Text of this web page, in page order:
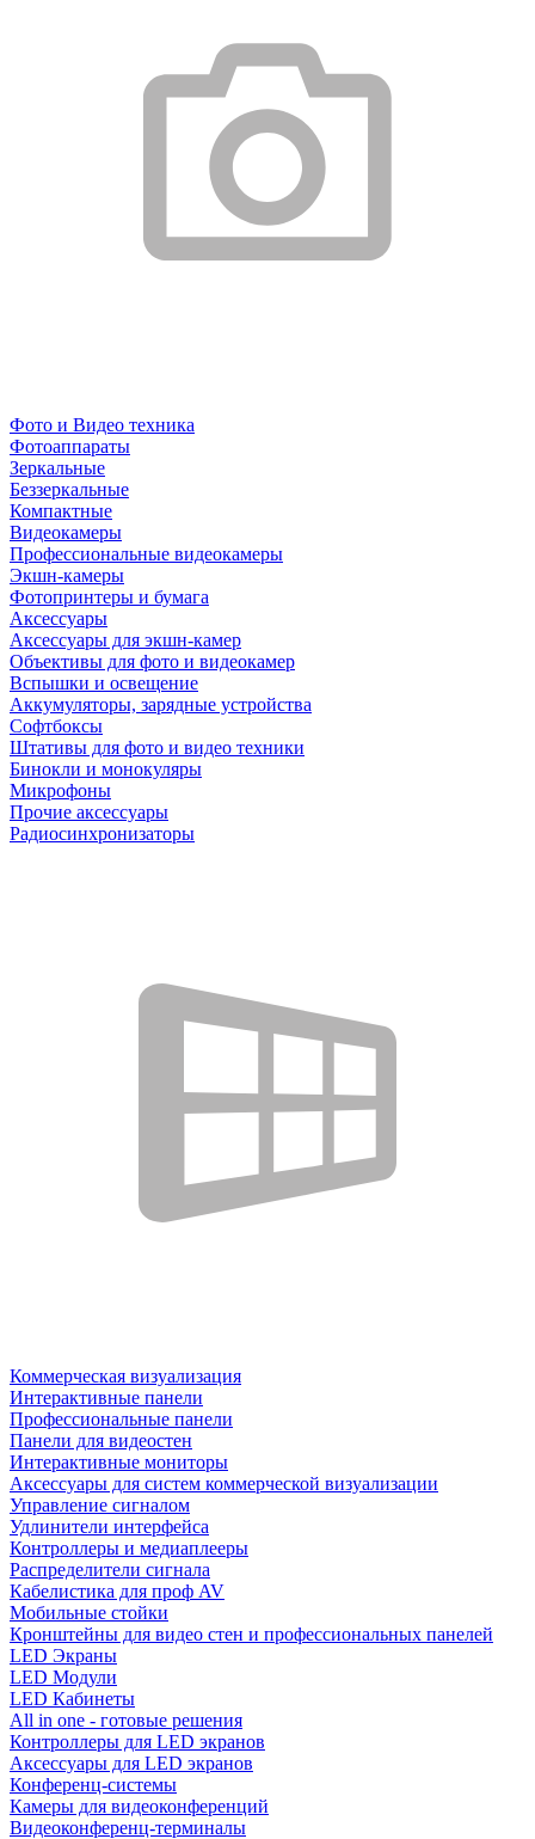
Фото и Видео техника
Фотоаппараты
Зеркальные
Беззеркальные
Компактные
Видеокамеры
Профессиональные видеокамеры
Экшн-камеры
Фотопринтеры и бумага
Аксессуары
Аксессуары для экшн-камер
Объективы для фото и видеокамер
Вспышки и освещение
Аккумуляторы, зарядные устройства
Софтбоксы
Штативы для фото и видео техники
Бинокли и монокуляры
Микрофоны
Прочие аксессуары
Радиосинхронизаторы
Коммерческая визуализация
Интерактивные панели
Профессиональные панели
Панели для видеостен
Интерактивные мониторы
Аксессуары для систем коммерческой визуализации
Управление сигналом
Удлинители интерфейса
Контроллеры и медиаплееры
Распределители сигнала
Кабелистика для проф AV
Мобильные стойки
Кронштейны для видео стен и профессиональных панелей
LED Экраны
LED Модули
LED Кабинеты
All in one - готовые решения
Контроллеры для LED экранов
Аксессуары для LED экранов
Конференц-системы
Камеры для видеоконференций
Видеоконференц-терминалы